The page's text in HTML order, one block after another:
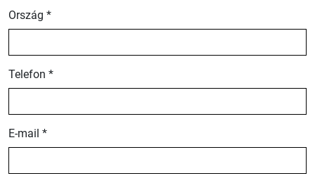
Ország *
Telefon *
E-mail *